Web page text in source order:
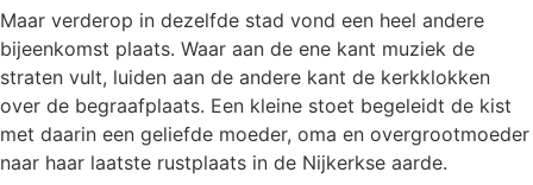
Maar verderop in dezelfde stad vond een heel andere
bijeenkomst plaats. Waar aan de ene kant muziek de
straten vult, luiden aan de andere kant de kerkklokken
over de begraafplaats. Een kleine stoet begeleidt de kist
met daarin een geliefde moeder, oma en overgrootmoeder
naar haar laatste rustplaats in de Nijkerkse aarde.